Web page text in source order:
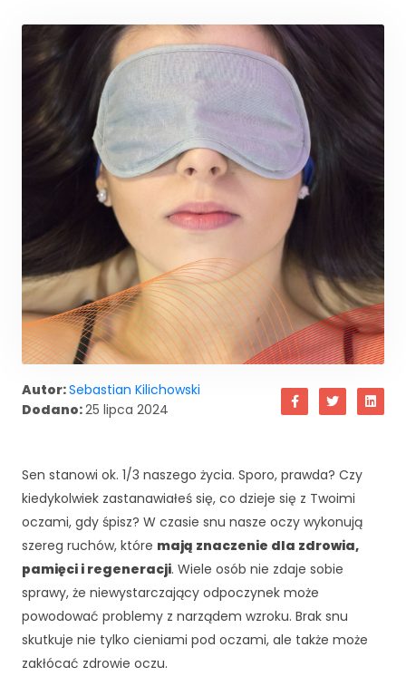
Autor:Sebastian Kilichowski
Dodano:25 lipca 2024
Sen stanowi ok. 1/3 naszego życia. Sporo, prawda? Czy
kiedykolwiek zastanawiałeś się, co dzieje się z Twoimi
oczami, gdy śpisz? W czasie snu nasze oczy wykonują
szereg ruchów, które mają znaczenie dla zdrowia,
pamięci i regeneracji. Wiele osób nie zdaje sobie
sprawy, że niewystarczający odpoczynek może
powodować problemy z narządem wzroku. Brak snu
skutkuje nie tylko cieniami pod oczami, ale także może
zakłócać zdrowie oczu.